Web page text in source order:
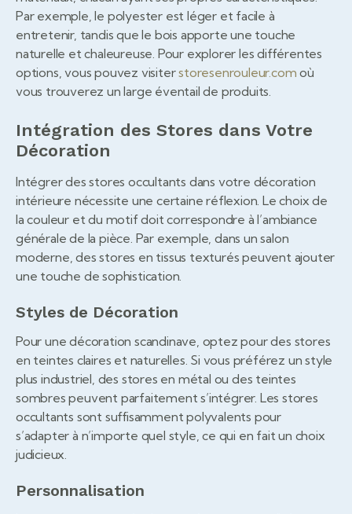
Par exemple, le polyester est léger et facile à
entretenir, tandis que le bois apporte une touche
naturelle et chaleureuse. Pour explorer les différentes
options, vous pouvez visiterstoresenrouleur.com où
vous trouverez un large éventail de produits.
Intégration des Stores dans Votre
Décoration
Intégrer des stores occultants dans votre décoration
intérieure nécessite une certaine réflexion. Le choix de
la couleur et du motif doit correspondre à l’ambiance
générale de la pièce. Par exemple, dans un salon
moderne, des stores en tissus texturés peuvent ajouter
une touche de sophistication.
Styles de Décoration
Pour une décoration scandinave, optez pour des stores
en teintes claires et naturelles. Si vous préférez un style
plus industriel, des stores en métal ou des teintes
sombres peuvent parfaitement s’intégrer. Les stores
occultants sont suffisamment polyvalents pour
s’adapter à n’importe quel style, ce qui en fait un choix
judicieux.
Personnalisation